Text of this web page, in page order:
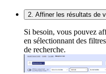
2. Affiner les résultats de
Si besoin, vous pouvez
en sélectionnant des
de recherche.